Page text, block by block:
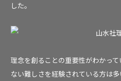
した。
理念を創ることの重要性がわかっ
ない難しさを経験されている方は